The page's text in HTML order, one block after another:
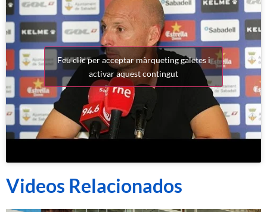
Feu clic per acceptar màrqueting galetes i
activar aquest contingut
Videos Relacionados